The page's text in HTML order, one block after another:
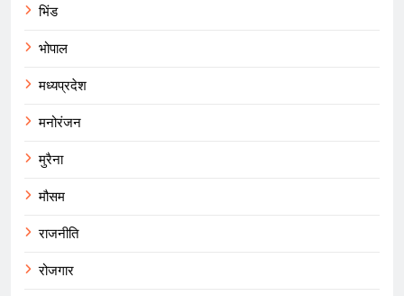
भिंड
भोपाल
मध्यप्रदेश
मनोरंजन
मुरैना
मौसम
राजनीति
रोजगार